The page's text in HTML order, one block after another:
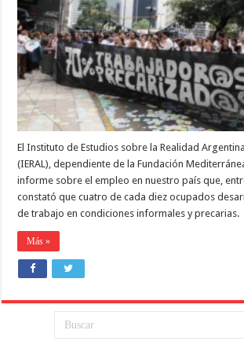
trabajadoras
y
trabajadores
ocupadxs
son
informales
y
precarizadxs
El Instituto de Estudios sobre la Realidad
(IERAL), dependiente de la Fundación
informe sobre el empleo en nuestro país que,
constató que cuatro de cada diez ocupados
de trabajo en condiciones informales y precarias.
Más »